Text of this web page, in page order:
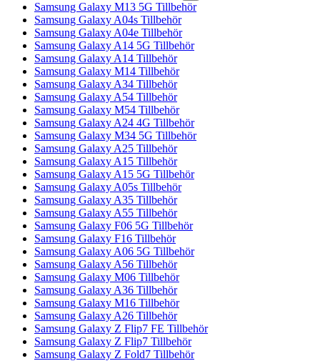
Samsung Galaxy M13 5G Tillbehör
Samsung Galaxy A04s Tillbehör
Samsung Galaxy A04e Tillbehör
Samsung Galaxy A14 5G Tillbehör
Samsung Galaxy A14 Tillbehör
Samsung Galaxy M14 Tillbehör
Samsung Galaxy A34 Tillbehör
Samsung Galaxy A54 Tillbehör
Samsung Galaxy M54 Tillbehör
Samsung Galaxy A24 4G Tillbehör
Samsung Galaxy M34 5G Tillbehör
Samsung Galaxy A25 Tillbehör
Samsung Galaxy A15 Tillbehör
Samsung Galaxy A15 5G Tillbehör
Samsung Galaxy A05s Tillbehör
Samsung Galaxy A35 Tillbehör
Samsung Galaxy A55 Tillbehör
Samsung Galaxy F06 5G Tillbehör
Samsung Galaxy F16 Tillbehör
Samsung Galaxy A06 5G Tillbehör
Samsung Galaxy A56 Tillbehör
Samsung Galaxy M06 Tillbehör
Samsung Galaxy A36 Tillbehör
Samsung Galaxy M16 Tillbehör
Samsung Galaxy A26 Tillbehör
Samsung Galaxy Z Flip7 FE Tillbehör
Samsung Galaxy Z Flip7 Tillbehör
Samsung Galaxy Z Fold7 Tillbehör